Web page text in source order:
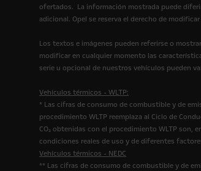
ofertados. La información mostrada puede
adicional. Opel se reserva el derecho de
Los textos e imágenes pueden referirse o
modificar en cualquier momento las
serie u opcional de nuestros vehículos pueden
Vehículos térmicos - WLTP:
* Las cifras de consumo de combustible y de
procedimiento WLTP reemplaza al Ciclo de
CO₂ obtenidas con el procedimiento WLTP son,
condiciones reales de uso y de diferentes
Vehículos térmicos - NEDC
** Las cifras de consumo de combustible y de